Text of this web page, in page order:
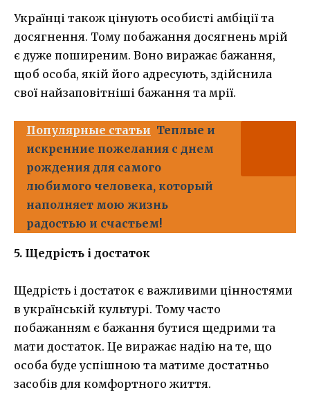
Українці також цінують особисті амбіції та
досягнення. Тому побажання досягнень мрій
є дуже поширеним. Воно виражає бажання,
щоб особа, якій його адресують, здійснила
свої найзаповітніші бажання та мрії.
Популярные статьи Теплые и
искренние пожелания с днем
рождения для самого
любимого человека, который
наполняет мою жизнь
радостью и счастьем!
5. Щедрість і достаток
Щедрість і достаток є важливими цінностями
в українській культурі. Тому часто
побажанням є бажання бутися щедрими та
мати достаток. Це виражає надію на те, що
особа буде успішною та матиме достатньо
засобів для комфортного життя.